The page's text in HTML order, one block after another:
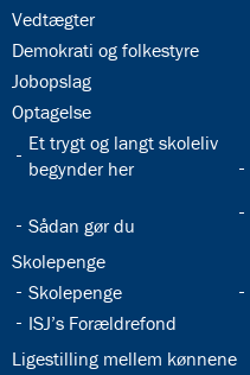
32.24:
Vedtægter
32.25:
Demokrati og folkestyre
32.26:
Jobopslag
32.27:
Optagelse
32.28:
Et trygt og langt skoleliv
begynder her
32.30:
Sådan gør du
32.32:
Skolepenge
32.33:
Skolepenge
32.35:
ISJ’s Forældrefond
32.36:
Ligestilling mellem kønnene